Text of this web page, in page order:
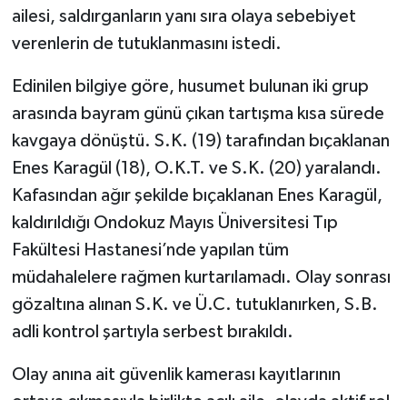
ailesi, saldırganların yanı sıra olaya sebebiyet
verenlerin de tutuklanmasını istedi.
Edinilen bilgiye göre, husumet bulunan iki grup
arasında bayram günü çıkan tartışma kısa sürede
kavgaya dönüştü. S.K. (19) tarafından bıçaklanan
Enes Karagül (18), O.K.T. ve S.K. (20) yaralandı.
Kafasından ağır şekilde bıçaklanan Enes Karagül,
kaldırıldığı Ondokuz Mayıs Üniversitesi Tıp
Fakültesi Hastanesi’nde yapılan tüm
müdahalelere rağmen kurtarılamadı. Olay sonrası
gözaltına alınan S.K. ve Ü.C. tutuklanırken, S.B.
adli kontrol şartıyla serbest bırakıldı.
Olay anına ait güvenlik kamerası kayıtlarının